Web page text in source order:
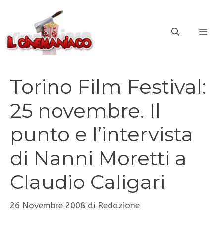
contenuto
Torino Film Festival:
25 novembre. Il
punto e l’intervista
di Nanni Moretti a
Claudio Caligari
26 Novembre 2008 di Redazione